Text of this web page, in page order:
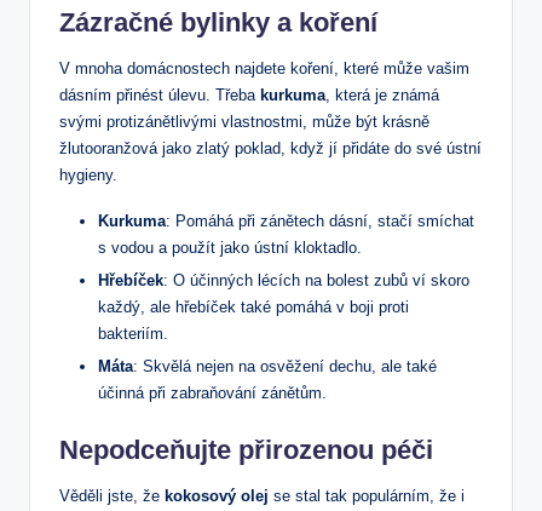
Zázračné bylinky a koření
V mnoha domácnostech najdete koření, které může vašim
dásním ‍přinést úlevu. Třeba kurkuma , která je ‍známá
svými protizánětlivými‌ vlastnostmi, může být krásně
žlutooranžová ‍jako zlatý poklad, když jí ⁣přidáte do své ústní
hygieny.
Kurkuma: Pomáhá při ⁣zánětech dásní, stačí smíchat
s vodou a použít jako ústní kloktadlo.
Hřebíček: O účinných lécích na bolest ⁤zubů ví skoro
každý, ale⁢ hřebíček také ‍pomáhá v boji proti
bakteriím.
Máta: Skvělá nejen na osvěžení dechu, ale také
účinná​ při zabraňování zánětům.
Nepodceňujte přirozenou péči
Věděli jste, že kokosový olej se stal tak populárním, že i